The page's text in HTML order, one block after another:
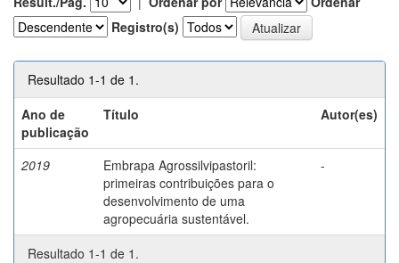
Registro(s)
Resultado 1-1 de 1.
Ano de
publicação
Título Autor(es)
2019
Embrapa Agrossilvipastoril:
primeiras contribuições para o
desenvolvimento de uma
agropecuária sustentável.
-
Resultado 1-1 de 1.